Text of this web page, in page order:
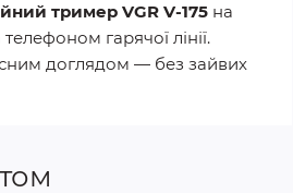
тример VGR V-175 на
гарячої лінії.
доглядом — без зайвих